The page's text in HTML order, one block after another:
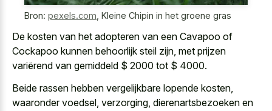
Bron: pexels.com Kleine Chipin in het groene gras
De kosten van het adopteren van een Cavapoo of
Cockapoo kunnen behoorlijk steil zijn, met prijzen
variërend van gemiddeld $ 2000 tot $ 4000.
Beide rassen hebben vergelijkbare lopende kosten,
waaronder voedsel, verzorging, dierenartsbezoeken en